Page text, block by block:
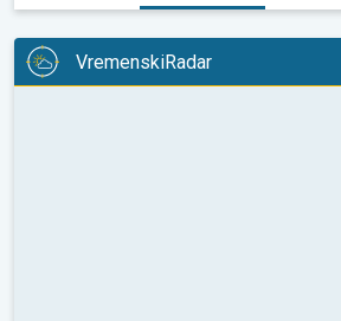
VremenskiRadar